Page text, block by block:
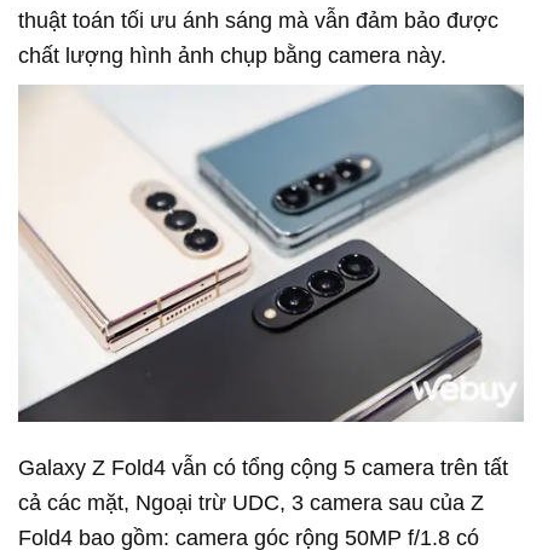
thuật toán tối ưu ánh sáng mà vẫn đảm bảo được
chất lượng hình ảnh chụp bằng camera này.
Galaxy Z Fold4 vẫn có tổng cộng 5 camera trên tất
cả các mặt, Ngoại trừ UDC, 3 camera sau của Z
Fold4 bao gồm: camera góc rộng 50MP f/1.8 có